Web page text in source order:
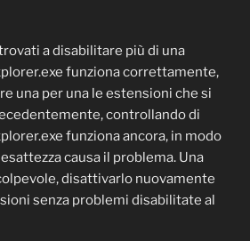
a disabilitare più di una
funziona correttamente,
una per una le estensioni che si
controllando di
funziona ancora, in modo
causa il problema. Una
disattivarlo nuovamente
senza problemi disabilitate al